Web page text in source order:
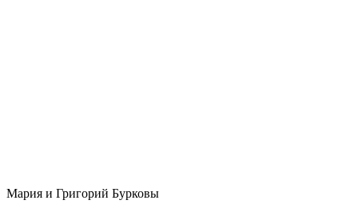
Мария и Григорий Бурковы